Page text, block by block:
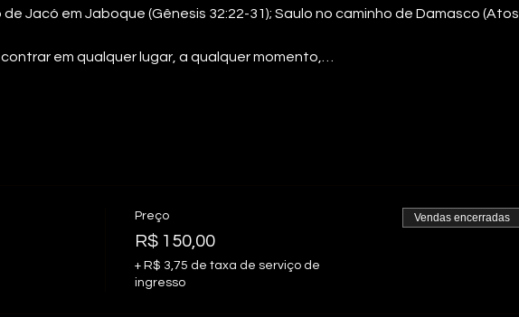
Jacó em Jaboque (Gênesis 32:22-31); Saulo no caminho de Damasco (Atos
em qualquer lugar, a qualquer momento,…
Preço
R$ 150,00
+ R$ 3,75 de taxa de serviço de
ingresso
Vendas encerradas